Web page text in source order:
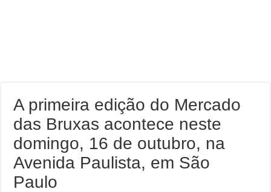
A primeira edição do Mercado
das Bruxas acontece neste
domingo, 16 de outubro, na
Avenida Paulista, em São
Paulo